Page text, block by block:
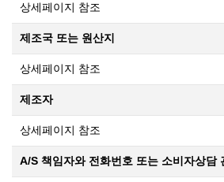
상세페이지 참조
제조국 또는 원산지
상세페이지 참조
제조자
상세페이지 참조
A/S 책임자와 전화번호 또는 소비자상담